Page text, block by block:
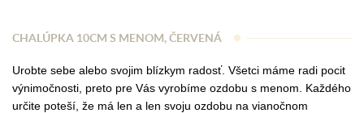
CHALÚPKA 10CM S MENOM, ČERVENÁ
Urobte sebe alebo svojim blízkym radosť. Všetci máme radi pocit
výnimočnosti, preto pre Vás vyrobíme ozdobu s menom. Každého
určite poteší, že má len a len svoju ozdobu na vianočnom